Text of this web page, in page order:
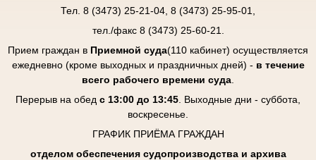
Тел. 8 (3473) 25-21-04, 8 (3473) 25-95-01,
тел./факс 8 (3473) 25-60-21.
Прием граждан в Приемной суда(110 кабинет) осуществляется
ежедневно (кроме выходных и праздничных дней) - в течение
всего рабочего времени суда
Перерыв на обед с 13:00 до 13:45 . Выходные дни - суббота,
воскресенье.
ГРАФИК ПРИЁМА ГРАЖДАН
отделом обеспечения судопроизводства и архива